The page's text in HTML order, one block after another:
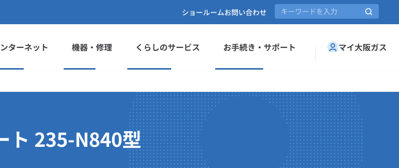
ターネット 機器・修理 くらしのサービス お手続き・サポート マイ大阪ガス
ショールームお問い合わせ
ト 235-N840型